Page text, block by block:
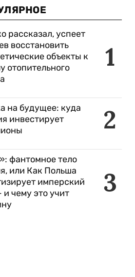
1
рассказал, успеет
восстановить
объекты к
отопительного
2
на будущее: куда
инвестирует
3
фантомное тело
или Как Польша
имперский
чему это учит